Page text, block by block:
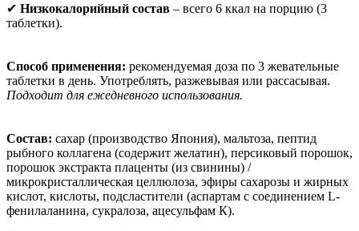
✔ Низкокалорийный состав – всего 6 ккал на порцию (3
таблетки).
Способ применения: рекомендуемая доза по 3 жевательные
таблетки в день. Употреблять, разжевывая или рассасывая.
Подходит для ежедневного использования.
Состав: сахар (производство Япония), мальтоза, пептид
рыбного коллагена (содержит желатин), персиковый порошок,
порошок экстракта плаценты (из свинины) /
микрокристаллическая целлюлоза, эфиры сахарозы и жирных
кислот, кислоты, подсластители (аспартам с соединением L-
фенилаланина, сукралоза, ацесульфам К).